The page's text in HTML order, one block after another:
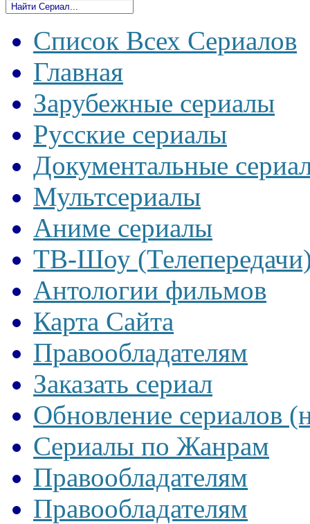
Список Всех Сериалов
Главная
Зарубежные сериалы
Русские сериалы
Документальные
Мультсериалы
Аниме сериалы
ТВ-Шоу
Антологии фильмов
Карта Сайта
Правообладателям
Заказать сериал
Обновление сериалов
Сериалы по Жанрам
Правообладателям
Правообладателям